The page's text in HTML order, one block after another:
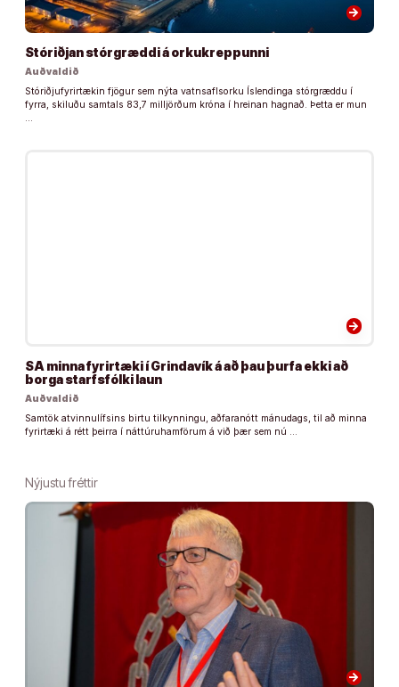
arrow_forward
Stóriðjan stórgræddi á orkukreppunni
Auðvaldið
Stóriðjufyrirtækin fjögur sem nýta vatnsaflsorku Íslendinga stórgræddu í
fyrra, skiluðu samtals 83,7 milljörðum króna í hreinan hagnað. Þetta er mun
…
arrow_forward
SA minna fyrirtæki í Grindavík á að þau þurfa ekki að
borga starfsfólki laun
Auðvaldið
Samtök atvinnulífsins birtu tilkynningu, aðfaranótt mánudags, til að minna
fyrirtæki á rétt þeirra í náttúruhamförum á við þær sem nú …
Nýjustu fréttir
arrow_forward